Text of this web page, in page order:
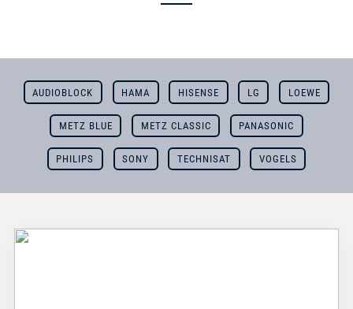
AUDIOBLOCK HAMA HISENSE LG LOEWE
METZ BLUE METZ CLASSIC PANASONIC
PHILIPS SONY TECHNISAT VOGELS